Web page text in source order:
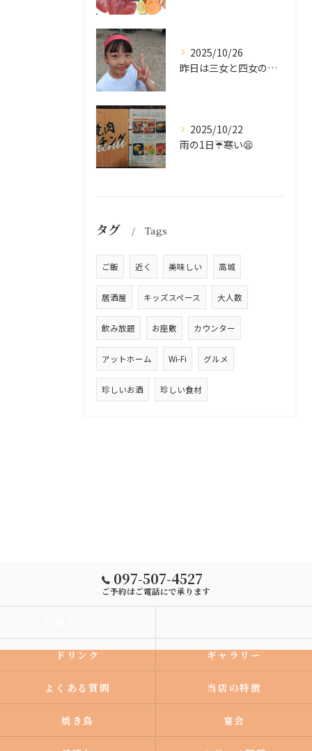
2025/10/26
昨日は三女と四女の運動会🥰
2025/10/22
雨の1日☔寒い😫
タグ Tags
ご飯 近く 美味しい 高城
居酒屋 キッズスペース 大人数
飲み放題 お座敷 カウンター
アットホーム Wi-Fi グルメ
珍しいお酒 珍しい食材
097-507-4527
ご予約はご電話にで承ります
ドリンク ギャラリー
よくある質問 当店の特徴
焼き鳥 宴会